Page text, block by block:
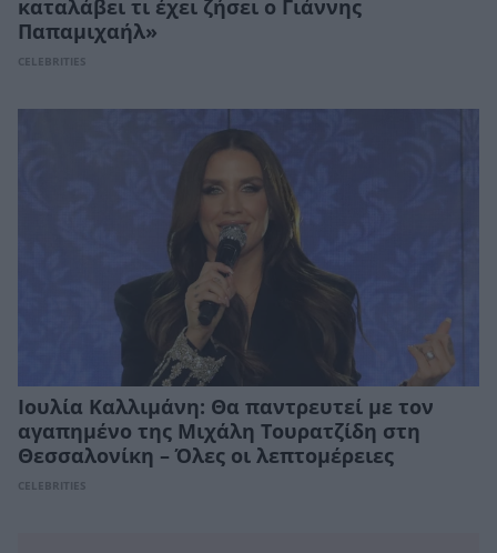
καταλάβει τι έχει ζήσει ο Γιάννης
Παπαμιχαήλ»
CELEBRITIES
Ιουλία Καλλιμάνη: Θα παντρευτεί με τον
αγαπημένο της Μιχάλη Τουρατζίδη στη
Θεσσαλονίκη – Όλες οι λεπτομέρειες
CELEBRITIES